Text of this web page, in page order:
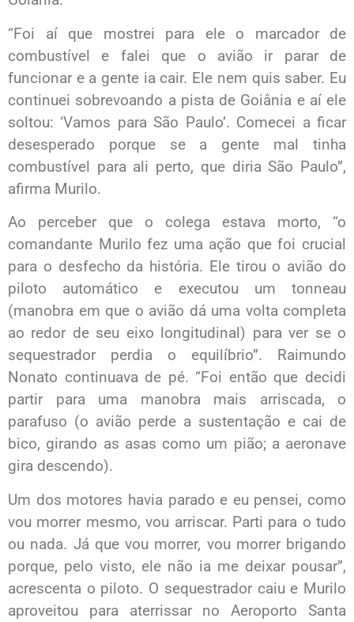
“Foi aí que mostrei para ele o marcador de
combustível e falei que o avião ir parar de
funcionar e a gente ia cair. Ele nem quis saber. Eu
continuei sobrevoando a pista de Goiânia e aí ele
soltou: ‘Vamos para São Paulo’. Comecei a ficar
desesperado porque se a gente mal tinha
combustível para ali perto, que diria São Paulo”,
afirma Murilo.
Ao perceber que o colega estava morto, “o
comandante Murilo fez uma ação que foi crucial
para o desfecho da história. Ele tirou o avião do
piloto automático e executou um tonneau
(manobra em que o avião dá uma volta completa
ao redor de seu eixo longitudinal) para ver se o
sequestrador perdia o equilíbrio”. Raimundo
Nonato continuava de pé. “Foi então que decidi
partir para uma manobra mais arriscada, o
parafuso (o avião perde a sustentação e cai de
bico, girando as asas como um pião; a aeronave
gira descendo).
Um dos motores havia parado e eu pensei, como
vou morrer mesmo, vou arriscar. Parti para o tudo
ou nada. Já que vou morrer, vou morrer brigando
porque, pelo visto, ele não ia me deixar pousar”,
acrescenta o piloto. O sequestrador caiu e Murilo
aproveitou para aterrissar no Aeroporto Santa